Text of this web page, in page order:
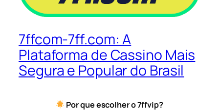
7ffcom-7ff.com: A
Plataforma de Cassino Mais
Segura e Popular do Brasil
Por que escolher o 7ffvip?